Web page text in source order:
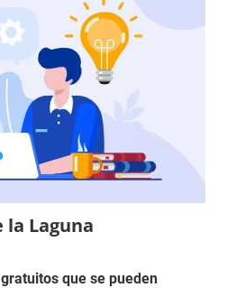
la Laguna
que se pueden